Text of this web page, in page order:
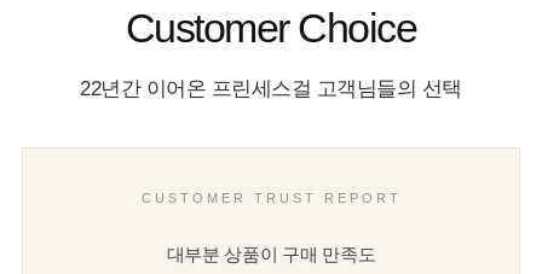
Customer Choice
22년간 이어온 프린세스걸 고객님들의 선택
CUSTOMER TRUST REPORT
대부분 상품이 구매 만족도